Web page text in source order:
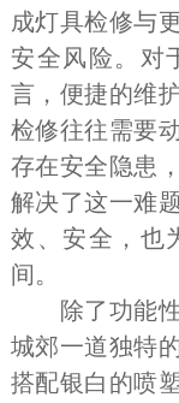
成灯具检修与
安全风险。对
言，便捷的维
检修往往需要
存在安全隐患
解决了这一难
效、安全，也
间。
除了功能性
城郊一道独特
搭配银白的喷